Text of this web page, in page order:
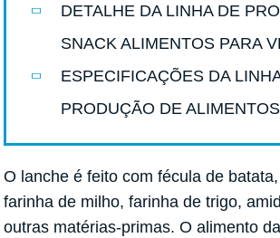
DETALHE DA LINHA DE
SNACK ALIMENTOS PARA
ESPECIFICAÇÕES DA
PRODUÇÃO DE
O lanche é feito com fécula de
farinha de milho, farinha de trigo,
outras matérias-primas. O alimento